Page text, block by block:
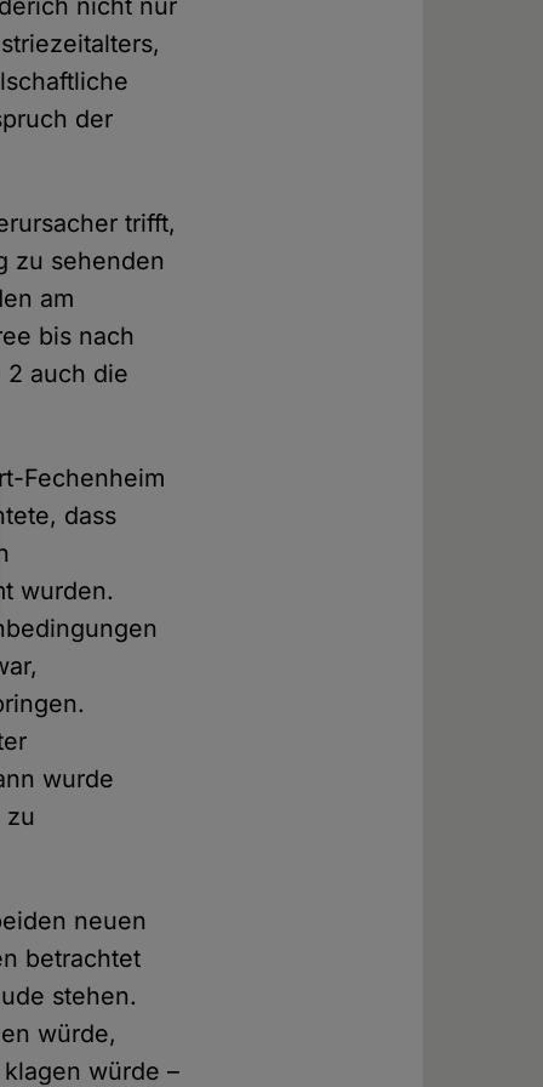
nicht nur
der
trifft,
zu sehenden
am
bis nach
2 auch die
Fechenheim
dass
wurden.
wurde
zu
neuen
betrachtet
stehen.
würde,
würde –